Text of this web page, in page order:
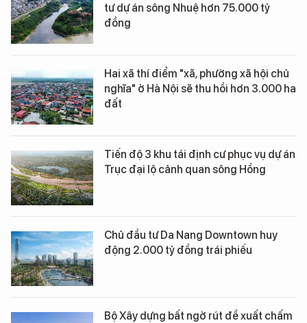
tư dự án sông Nhuệ hơn 75.000 tỷ
đồng
Hai xã thí điểm "xã, phường xã hội chủ
nghĩa" ở Hà Nội sẽ thu hồi hơn 3.000 ha
đất
Tiến độ 3 khu tái định cư phục vụ dự án
Trục đại lộ cảnh quan sông Hồng
Chủ đầu tư Da Nang Downtown huy
động 2.000 tỷ đồng trái phiếu
Bộ Xây dựng bất ngờ rút đề xuất chấm